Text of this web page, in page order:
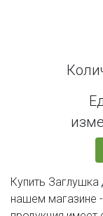
Купить
нашем магазине